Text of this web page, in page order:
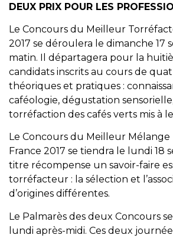
DEUX PRIX POUR LES
Le Concours du Meilleur
2017 se déroulera le dimanche 17
matin. Il départagera pour la
candidats inscrits au cours de
théoriques et pratiques :
caféologie, dégustation
torréfaction des cafés verts mis à
Le Concours du Meilleur Mélange
France 2017 se tiendra le lundi 18
titre récompense un savoir-faire
torréfacteur : la sélection et
d’origines différentes.
Le Palmarès des deux Concours
lundi après-midi. Ces deux